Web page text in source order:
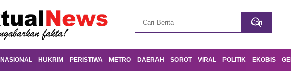
NASIONAL HUKRIM PERISTIWA METRO DAERAH SOROT VIRAL POLITIK EKOBIS